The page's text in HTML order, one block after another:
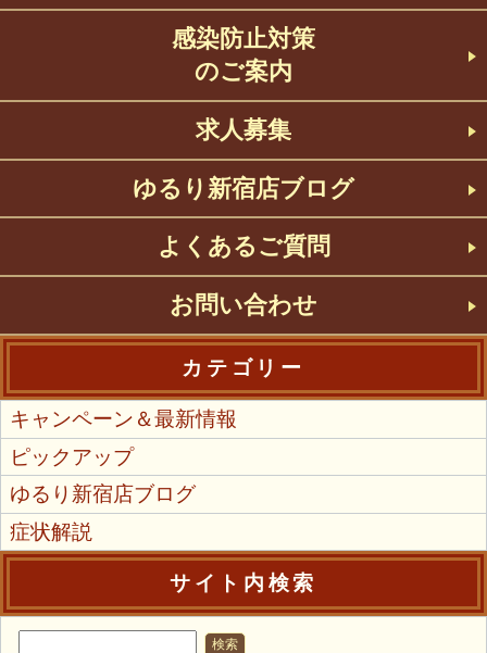
感染防止対策
のご案内
求人募集
ゆるり新宿店ブログ
よくあるご質問
お問い合わせ
カテゴリー
キャンペーン＆最新情報
ピックアップ
ゆるり新宿店ブログ
症状解説
サイト内検索